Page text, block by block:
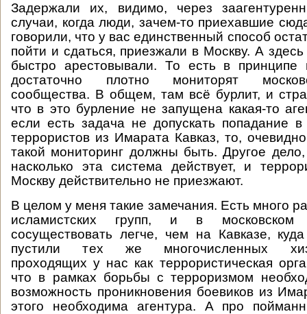
Задержали их, видимо, через
случаи, когда люди, зачем-то приехавшие
говорили, что у вас единственный способ
пойти и сдаться, приезжали в Москву. А
быстро арестовывали. То есть в
достаточно плотно мониторят
сообщества. В общем, там всё бурлит, и
что в это бурление не запущена какая-то
если есть задача не допускать попадание
террористов из Имарата Кавказ, то,
такой мониторинг должны быть. Другое
насколько эта система действует, и
Москву действительно не приезжают.
В целом у меня такие замечания. Есть много
исламистских групп, и в
сосуществовать легче, чем на Кавказе,
пустили тех же многочисленных хизб-
проходящих у нас как террористическая
что в рамках борьбы с терроризмом
возможность проникновения боевиков из
этого необходима агентура. А про